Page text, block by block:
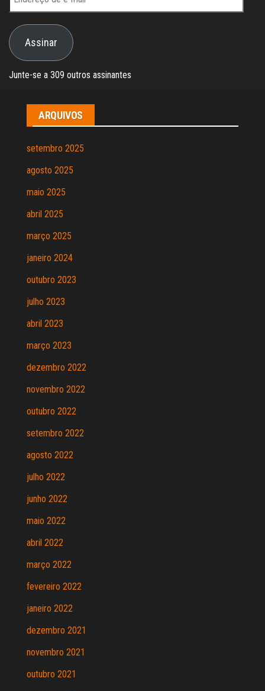
de
e-
mail Assinar
Junte-se a 309 outros assinantes
ARQUIVOS
setembro 2025
agosto 2025
maio 2025
abril 2025
março 2025
janeiro 2024
outubro 2023
julho 2023
abril 2023
março 2023
dezembro 2022
novembro 2022
outubro 2022
setembro 2022
agosto 2022
julho 2022
junho 2022
maio 2022
abril 2022
março 2022
fevereiro 2022
janeiro 2022
dezembro 2021
novembro 2021
outubro 2021